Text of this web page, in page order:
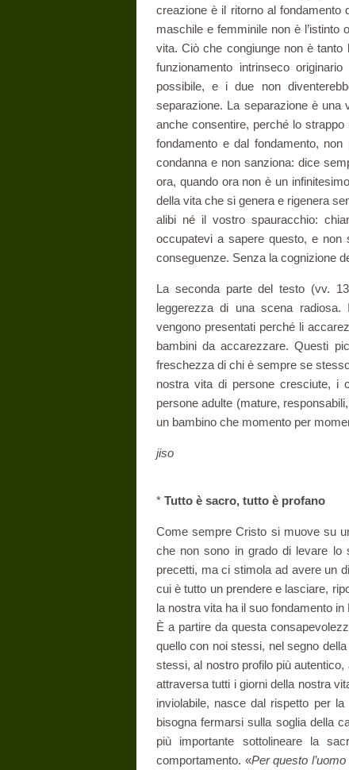
creazione è il ritorno al fondamento
ma­schile e femminile non è
vita. Ciò che congiunge non è tanto
funziona­mento intrinseco
possibile, e i due non
separazione. La separazione è una
an­che consentire, perché lo
fondamento e dal fondamento,
condanna e non sanziona: dice
ora, quando ora non è un
della vita che si genera e rigenera
alibi né il vostro spauracchio:
occupatevi a sapere questo, e
conseguenze. Senza la cognizione
La seconda parte del testo (vv.
leggerezza di una scena
vengono presen­tati perché li
bambini da accarezzare. Questi
freschezza di chi è sempre se
nostra vita di persone cresciute, i
persone adulte (mature,
un bambino che momento per
jiso
* Tutto è sacro, tutto è profano
Come sempre Cristo si muove su
che non sono in grado di levare lo
precetti, ma ci stimola ad avere un
cui è tutto un prendere e lasciare,
la nostra vita ha il suo fondamento
È a partire da questa
quello con noi stessi, nel segno
stessi, al nostro profilo più
attraversa tutti i giorni della nostra
inviolabile, nasce dal rispetto per
bisogna fermarsi sulla soglia della
più im­portante sottolineare la
comportamento. «Per questo